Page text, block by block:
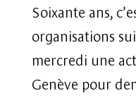
Soixante ans,
organisations
mercredi une
Genève pour